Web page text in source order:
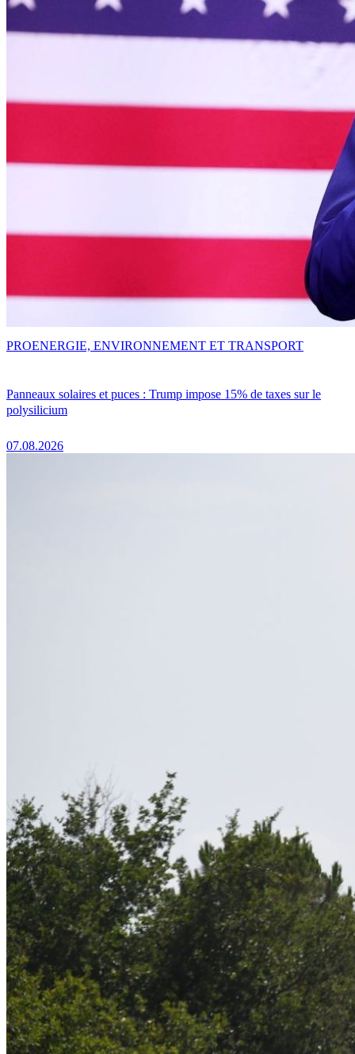
Panneaux solaires et puces : Trump impose 15% de taxes sur le
polysilicium
07.08.2026
PROENERGIE, ENVIRONNEMENT ET TRANSPORT